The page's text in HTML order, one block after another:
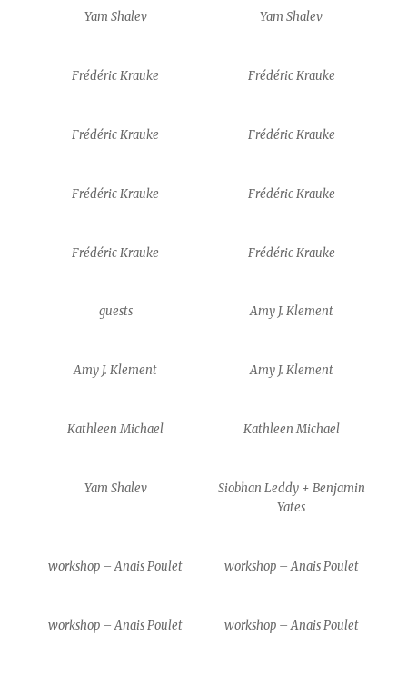
Yam Shalev Yam Shalev
Frédéric Krauke Frédéric Krauke
Frédéric Krauke Frédéric Krauke
Frédéric Krauke Frédéric Krauke
Frédéric Krauke Frédéric Krauke
guests Amy J. Klement
Amy J. Klement Amy J. Klement
Kathleen Michael Kathleen Michael
Yam Shalev
Siobhan Leddy + Benjamin
Yates
workshop – Anais Poulet workshop – Anais Poulet
workshop – Anais Poulet workshop – Anais Poulet